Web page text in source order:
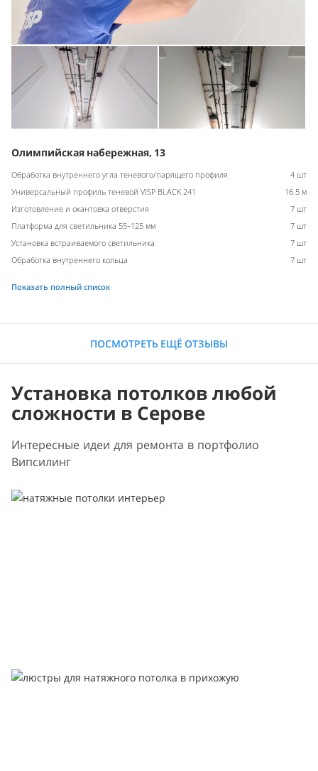
Олимпийская набережная, 13
Обработка внутреннего угла теневого/парящего профиля
4 шт
Универсальный профиль теневой VISP BLACK 241
16.5 м
Изготовление и окантовка отверстия
7 шт
Платформа для светильника 55-125 мм
7 шт
Установка встраиваемого светильника
7 шт
Обработка внутреннего кольца
7 шт
Показать полный список
ПОСМОТРЕТЬ ЕЩЁ ОТЗЫВЫ
Установка потолков любой
сложности в Серове
Интересные идеи для ремонта в портфолио
Випсилинг